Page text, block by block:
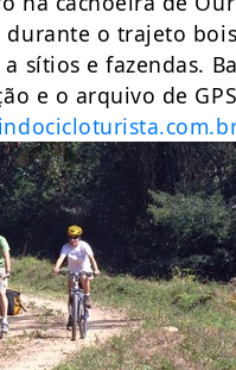
o trajeto
sítios e fazendas.
e o arquivo de GPS